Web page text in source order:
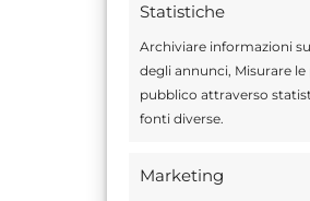
Statistiche
Archiviare informazioni
degli annunci, Misurare
pubblico attraverso
fonti diverse.
Marketing